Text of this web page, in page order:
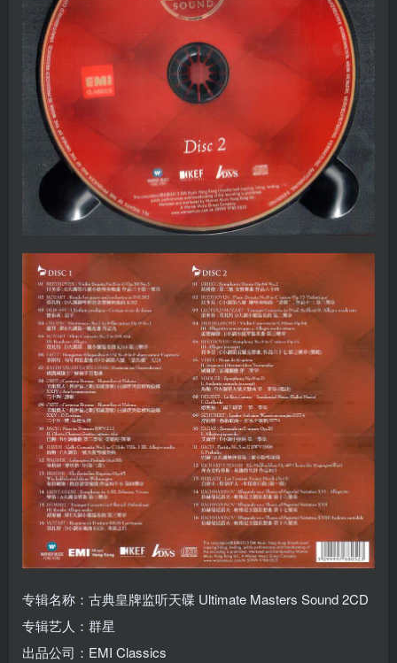
专辑名称：古典皇牌监听天碟 Ultimate Masters Sound 2CD
专辑艺人：群星
出品公司：EMI Classics